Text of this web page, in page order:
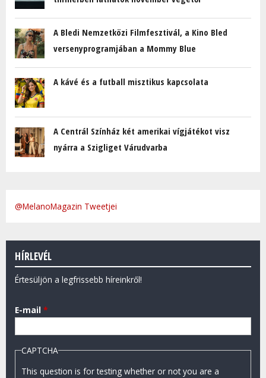
A Bledi Nemzetközi Filmfesztivál, a Kino Bled
versenyprogramjában a Mommy Blue
A kávé és a futball misztikus kapcsolata
A Centrál Színház két amerikai vígjátékot visz
nyárra a Szigliget Várudvarba
@MelanoMagazin Tweetjei
HÍRLEVÉL
Értesüljön a legfrissebb híreinkről!
E-mail *
CAPTCHA
This question is for testing whether or not you are a